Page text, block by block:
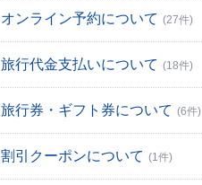
オンライン予約について (27件)
旅行代金支払いについて (18件)
旅行券・ギフト券について (6件)
割引クーポンについて (1件)